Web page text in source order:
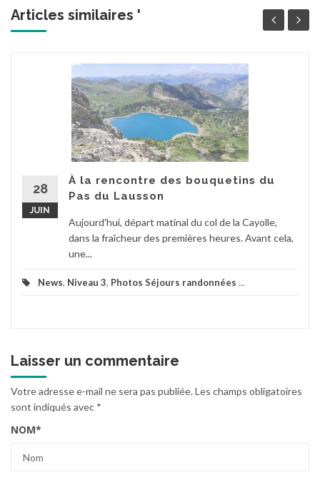
Articles similaires '
28
JUIN
À la rencontre des bouquetins du
Pas du Lausson
Aujourd'hui, départ matinal du col de la Cayolle,
dans la fraîcheur des premières heures. Avant cela,
une...
News, Niveau 3, Photos Séjours randonnées ...
Laisser un commentaire
Votre adresse e-mail ne sera pas publiée.Les champs obligatoires
sont indiqués avec *
NOM*